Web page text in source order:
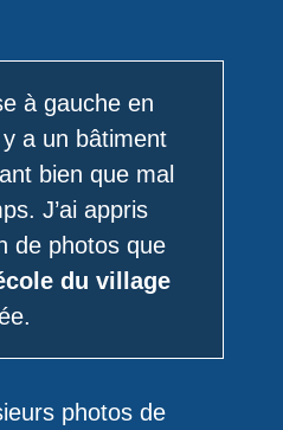
à gauche en
a un bâtiment
bien que mal
J’ai appris
de photos que
du village
photos de